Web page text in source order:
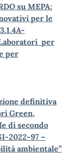
su MEPA:
per le
per
per
definitiva
Green,
di secondo
2022-97 –
ambientale”